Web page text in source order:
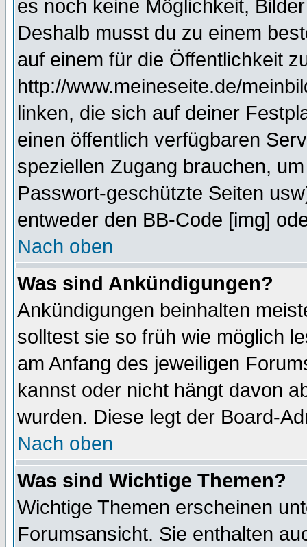
es noch keine Möglichkeit,
Deshalb musst du zu einem
auf einem für die Öffentlichkeit
http://www.meineseite.de/
linken, die sich auf deiner
einen öffentlich verfügbaren
speziellen Zugang brauchen,
Passwort-geschützte Seiten
entweder den BB-Code [img]
Nach oben
Was sind Ankündigungen?
Ankündigungen beinhalten
solltest sie so früh wie möglich
am Anfang des jeweiligen
kannst oder nicht hängt davon
wurden. Diese legt der Board-
Nach oben
Was sind Wichtige Themen?
Wichtige Themen erscheinen
Forumsansicht. Sie enthalten